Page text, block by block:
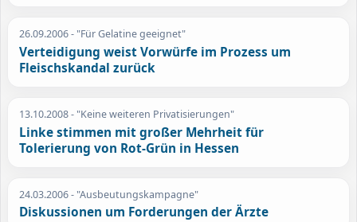
26.09.2006- "Für Gelatine geeignet"
Verteidigung weist Vorwürfe im Prozess um
Fleischskandal zurück
13.10.2008- "Keine weiteren Privatisierungen"
Linke stimmen mit großer Mehrheit für
Tolerierung von Rot-Grün in Hessen
24.03.2006- "Ausbeutungskampagne"
Diskussionen um Forderungen der Ärzte